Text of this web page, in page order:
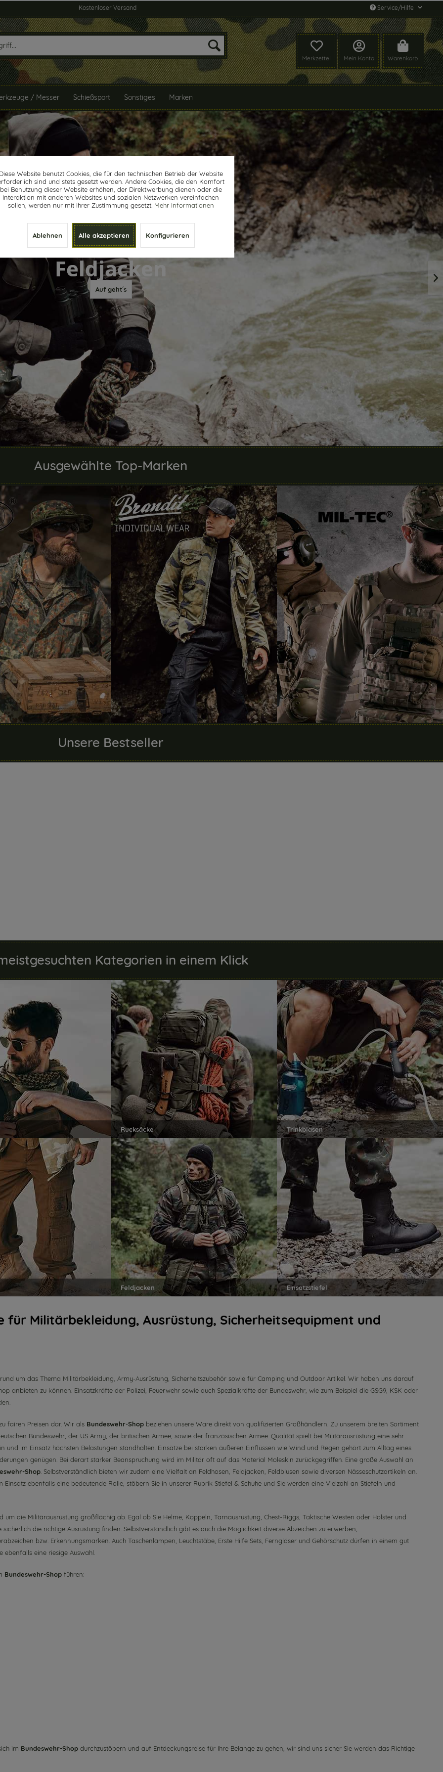
Kostenloser Versand Service/Hilfe
Merkzettel Mein Konto Warenkorb
/ Messer Schießsport Sonstiges Marken
Feldjacken
Auf geht´s
Unsere Bestseller
Ausgewählte Top-Marken
Kategorien in einem Klick
Rucksäcke Trinkblasen
Einsatzstiefel
Feldjacken
für Militärbekleidung, Ausrüstung, Sicherheitsequipment und
um das Thema Militärbekleidung, Army-Ausrüstung, Sicherheitszubehör sowie für Camping und Outdoor Artikel. Wir haben uns darauf
anbieten zu können. Einsatzkräfte der Polizei, Feuerwehr sowie auch Spezialkräfte der Bundeswehr, wie zum Beispiel die GSG9, KSK oder
fairen Preisen dar. Wir als Bundeswehr-Shop beziehen unsere Ware direkt von qualifizierten Großhändlern. Zu unserem breiten Sortiment
Bundeswehr, der US Army, der britischen Armee, sowie der französischen Armee. Qualität spielt bei Militärausrüstung eine sehr
im Einsatz höchsten Belastungen standhalten. Einsätze bei starken äußeren Einflüssen wie Wind und Regen gehört zum Alltag eines
genügen. Bei derart starker Beanspruchung wird im Militär oft auf das Material Moleskin zurückgegriffen. Eine große Auswahl an
Shop . Selbstverständlich bieten wir zudem eine Vielfalt an Feldhosen, Feldjacken, Feldblusen sowie diversen Nässeschutzartikeln an.
ebenfalls eine bedeutende Rolle, stöbern Sie in unserer Rubrik Stiefel & Schuhe und Sie werden eine Vielzahl an Stiefeln und
um die Militärausrüstung großflächig ab. Egal ob Sie Helme Koppeln Tarnausrüstung Chest-Riggs Taktische Westen oder Holster und
sicherlich die richtige Ausrüstung finden. Selbstverständlich gibt es auch die Möglichkeit diverse Abzeichen zu erwerben;
bzw. Erkennungsmarken . Auch Taschenlampen Leuchtstäbe Erste Hilfe Sets Ferngläser und Gehörschutz dürfen in einem gut
eine riesige Auswahl.
Bundeswehr-Shop führen:
im Bundeswehr-Shop durchzustöbern und auf Entdeckungsreise für Ihre Belange zu gehen, wir sind uns sicher Sie werden das Richtige
Website benutzt Cookies, die für den technischen Betrieb der Website
sind und stets gesetzt werden. Andere Cookies, die den Komfort
bei Benutzung dieser Website erhöhen, der Direktwerbung dienen oder die
Interaktion mit anderen Websites und sozialen Netzwerken vereinfachen
sollen, werden nur mit Ihrer Zustimmung gesetzt. Mehr Informationen
Ablehnen Alle akzeptieren Konfigurieren